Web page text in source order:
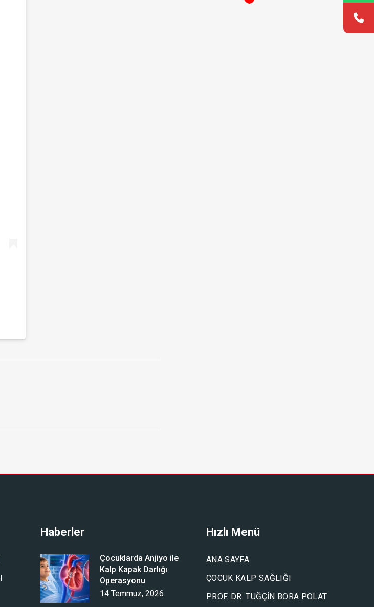
Haberler
Çocuklarda Anjiyo ile
Kalp Kapak Darlığı
Operasyonu
14 Temmuz, 2026
Hızlı Menü
ANA SAYFA
ÇOCUK KALP SAĞLIĞI
PROF. DR. TUĞÇIN BORA POLAT